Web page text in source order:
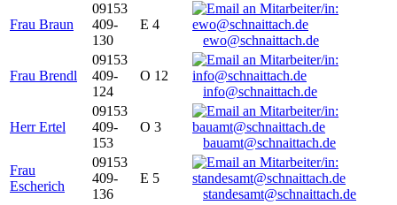
Frau Braun
09153
409-
130
E 4
ewo@schnaittach.de
Frau Brendl
09153
409-
124
O 12
info@schnaittach.de
Herr Ertel
09153
409-
153
O 3
bauamt@schnaittach.de
Frau
Escherich
09153
409-
136
E 5
standesamt@schnaittach.de